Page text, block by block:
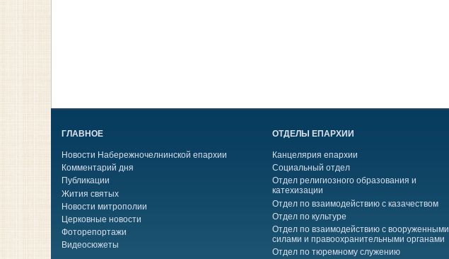
ГЛАВНОЕ
Новости Набережночелнинской епархии
Комментарий дня
Публикации
Жития святых
Новости митрополии
Церковные новости
Фоторепортажи
Видеосюжеты
ОТДЕЛЫ ЕПАРХИИ
Канцелярия епархии
Социальный отдел
Отдел религиозного образования и
катехизации
Отдел по взаимодействию с казачеством
Отдел по культуре
Отдел по взаимодействию с вооруженными
силами и правоохранительными органами
Отдел по тюремному служению